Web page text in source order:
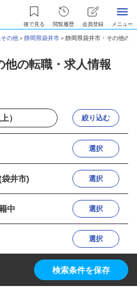
後で見る 閲覧履歴 会員登録 メニュー
の他＞静岡県袋井市＞静岡県袋井市・その他の
他の転職・求人情報
絞り込む
選択
井市) 選択
中 選択
選択
検索条件を保存